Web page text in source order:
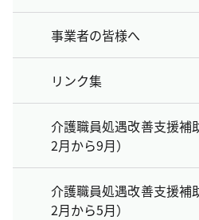
事業者の皆様へ
リンク集
介護職員処遇改善支援補
2月から9月）
介護職員処遇改善支援補
2月から5月）